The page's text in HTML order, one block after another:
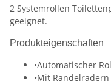
2 Systemrollen
geeignet.
Produkteigenschaften
•Automatischer
•Mit